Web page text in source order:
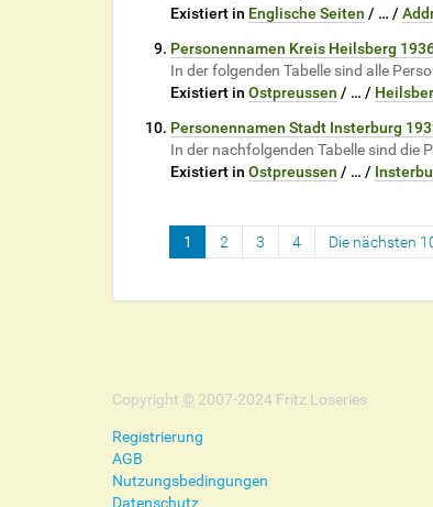
Existiert in Englische Seiten / … /
Personennamen Kreis Heilsberg
In der folgenden Tabelle sind alle
Existiert in Ostpreussen / … /
Personennamen Stadt Insterburg
In der nachfolgenden Tabelle sind die
Existiert in Ostpreussen / … /
1 2 3 4 Die nächsten
Copyright © 2007-2024 Fritz Loseries
Registrierung
AGB
Nutzungsbedingungen
Datenschutz